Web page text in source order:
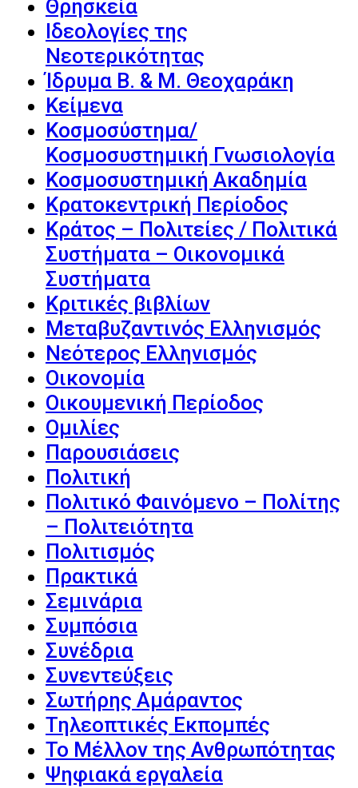
Θρησκεία
Ιδεολογίες της
Νεοτερικότητας
Ίδρυμα Β. & Μ. Θεοχαράκη
Κείμενα
Κοσμοσύστημα/
Κοσμοσυστημική Γνωσιολογία
Κοσμοσυστημική Ακαδημία
Κρατοκεντρική Περίοδος
Κράτος – Πολιτείες / Πολιτικά
Συστήματα – Οικονομικά
Συστήματα
Κριτικές βιβλίων
Μεταβυζαντινός Ελληνισμός
Νεότερος Ελληνισμός
Οικονομία
Οικουμενική Περίοδος
Ομιλίες
Παρουσιάσεις
Πολιτική
Πολιτικό Φαινόμενο – Πολίτης
– Πολιτειότητα
Πολιτισμός
Πρακτικά
Σεμινάρια
Συμπόσια
Συνέδρια
Συνεντεύξεις
Σωτήρης Αμάραντος
Τηλεοπτικές Εκπομπές
Το Μέλλον της Ανθρωπότητας
Ψηφιακά εργαλεία